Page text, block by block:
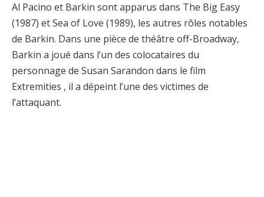
Al Pacino et Barkin sont apparus dans The Big Easy
(1987) et Sea of ​​Love (1989), les autres rôles notables
de Barkin. Dans une pièce de théâtre off-Broadway,
Barkin a joué dans l’un des colocataires du
personnage de Susan Sarandon dans le film
Extremities , il a dépeint l’une des victimes de
l’attaquant.